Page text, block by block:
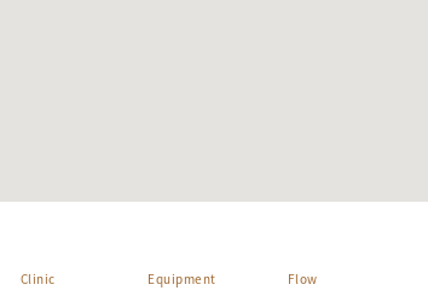
Clinic
Equipment
Flow